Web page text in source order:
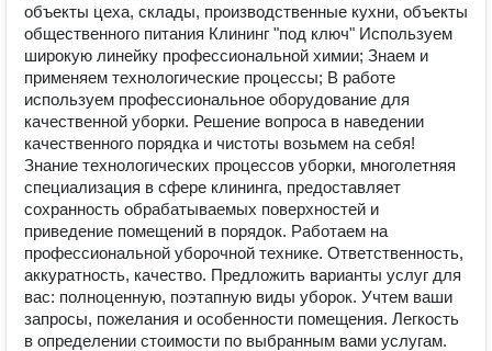
объекты цеха, склады, производственные кухни, объекты
общественного питания Клининг "под ключ" Используем
широкую линейку профессиональной химии; Знаем и
применяем технологические процессы; В работе
используем профессиональное оборудование для
качественной уборки. Решение вопроса в наведении
качественного порядка и чистоты возьмем на себя!
Знание технологических процессов уборки, многолетняя
специализация в сфере клининга, предоставляет
сохранность обрабатываемых поверхностей и
приведение помещений в порядок. Работаем на
профессиональной уборочной технике. Ответственность,
аккуратность, качество. Предложить варианты услуг для
вас: полноценную, поэтапную виды уборок. Учтем ваши
запросы, пожелания и особенности помещения. Легкость
в определении стоимости по выбранным вами услугам.